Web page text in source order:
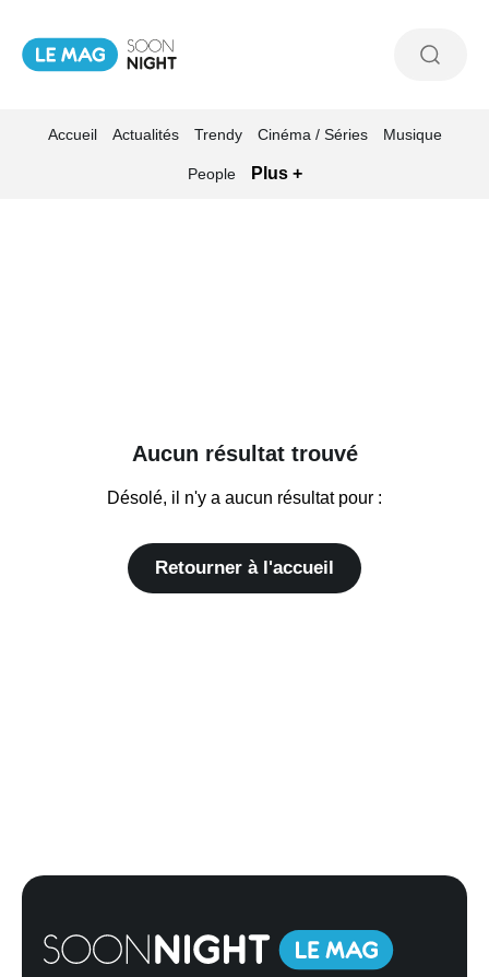
Accueil Actualités Trendy Cinéma / Séries Musique
People Plus +
Aucun résultat trouvé
Désolé, il n'y a aucun résultat pour :
Retourner à l'accueil